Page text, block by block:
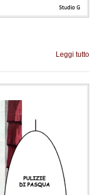
Leggi tutto